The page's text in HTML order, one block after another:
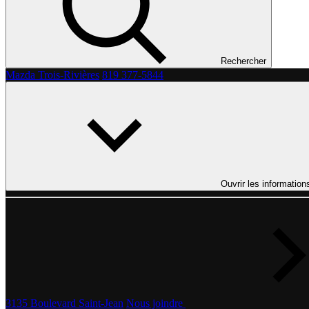
Rechercher
Mazda Trois-Rivières 819 377-5844
Ouvrir les
3135 Boulevard Saint-Jean Nous joindre